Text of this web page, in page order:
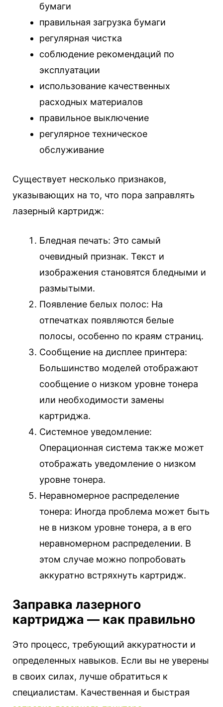
бумаги
правильная загрузка бумаги
регулярная чистка
соблюдение рекомендаций по
эксплуатации
использование качественных
расходных материалов
правильное выключение
регулярное техническое
обслуживание
Существует несколько признаков,
указывающих на то, что пора заправлять
лазерный картридж:
Бледная печать: Это самый
очевидный признак. Текст и
изображения становятся бледными и
размытыми.
Появление белых полос: На
отпечатках появляются белые
полосы, особенно по краям страниц.
Сообщение на дисплее принтера:
Большинство моделей отображают
сообщение о низком уровне тонера
или необходимости замены
картриджа.
Системное уведомление:
Операционная система также может
отображать уведомление о низком
уровне тонера.
Неравномерное распределение
тонера: Иногда проблема может быть
не в низком уровне тонера, а в его
неравномерном распределении. В
этом случае можно попробовать
аккуратно встряхнуть картридж.
Заправка лазерного
картриджа — как правильно
Это процесс, требующий аккуратности и
определенных навыков. Если вы не уверены
в своих силах, лучше обратиться к
специалистам. Качественная и быстрая